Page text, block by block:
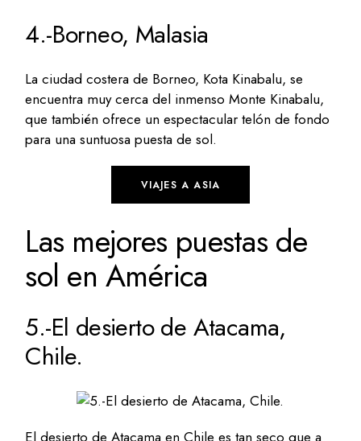
4.-Borneo, Malasia
La ciudad costera de Borneo, Kota Kinabalu, se
encuentra muy cerca del inmenso Monte Kinabalu,
que también ofrece un espectacular telón de fondo
para una suntuosa puesta de sol.
VIAJES A ASIA
Las mejores puestas de
sol en América
5.-El desierto de Atacama,
Chile.
El desierto de Atacama en Chile es tan seco que a